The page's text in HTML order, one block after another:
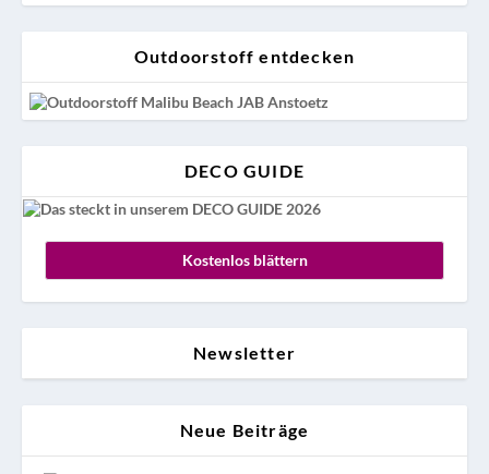
Outdoorstoff entdecken
DECO GUIDE
Kostenlos blättern
Newsletter
Neue Beiträge